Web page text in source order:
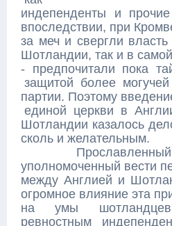
индепенденты и
впоследствии, при
за меч и свергли
Шотландии, так и в
- предпочитали пока
защитой более
партии. Поэтому
единой церкви в
Шотландии казалось
сколь и желательным.
Прославленный
уполномоченный вести
между Англией и
огромное влияние эта
на умы
ревностным